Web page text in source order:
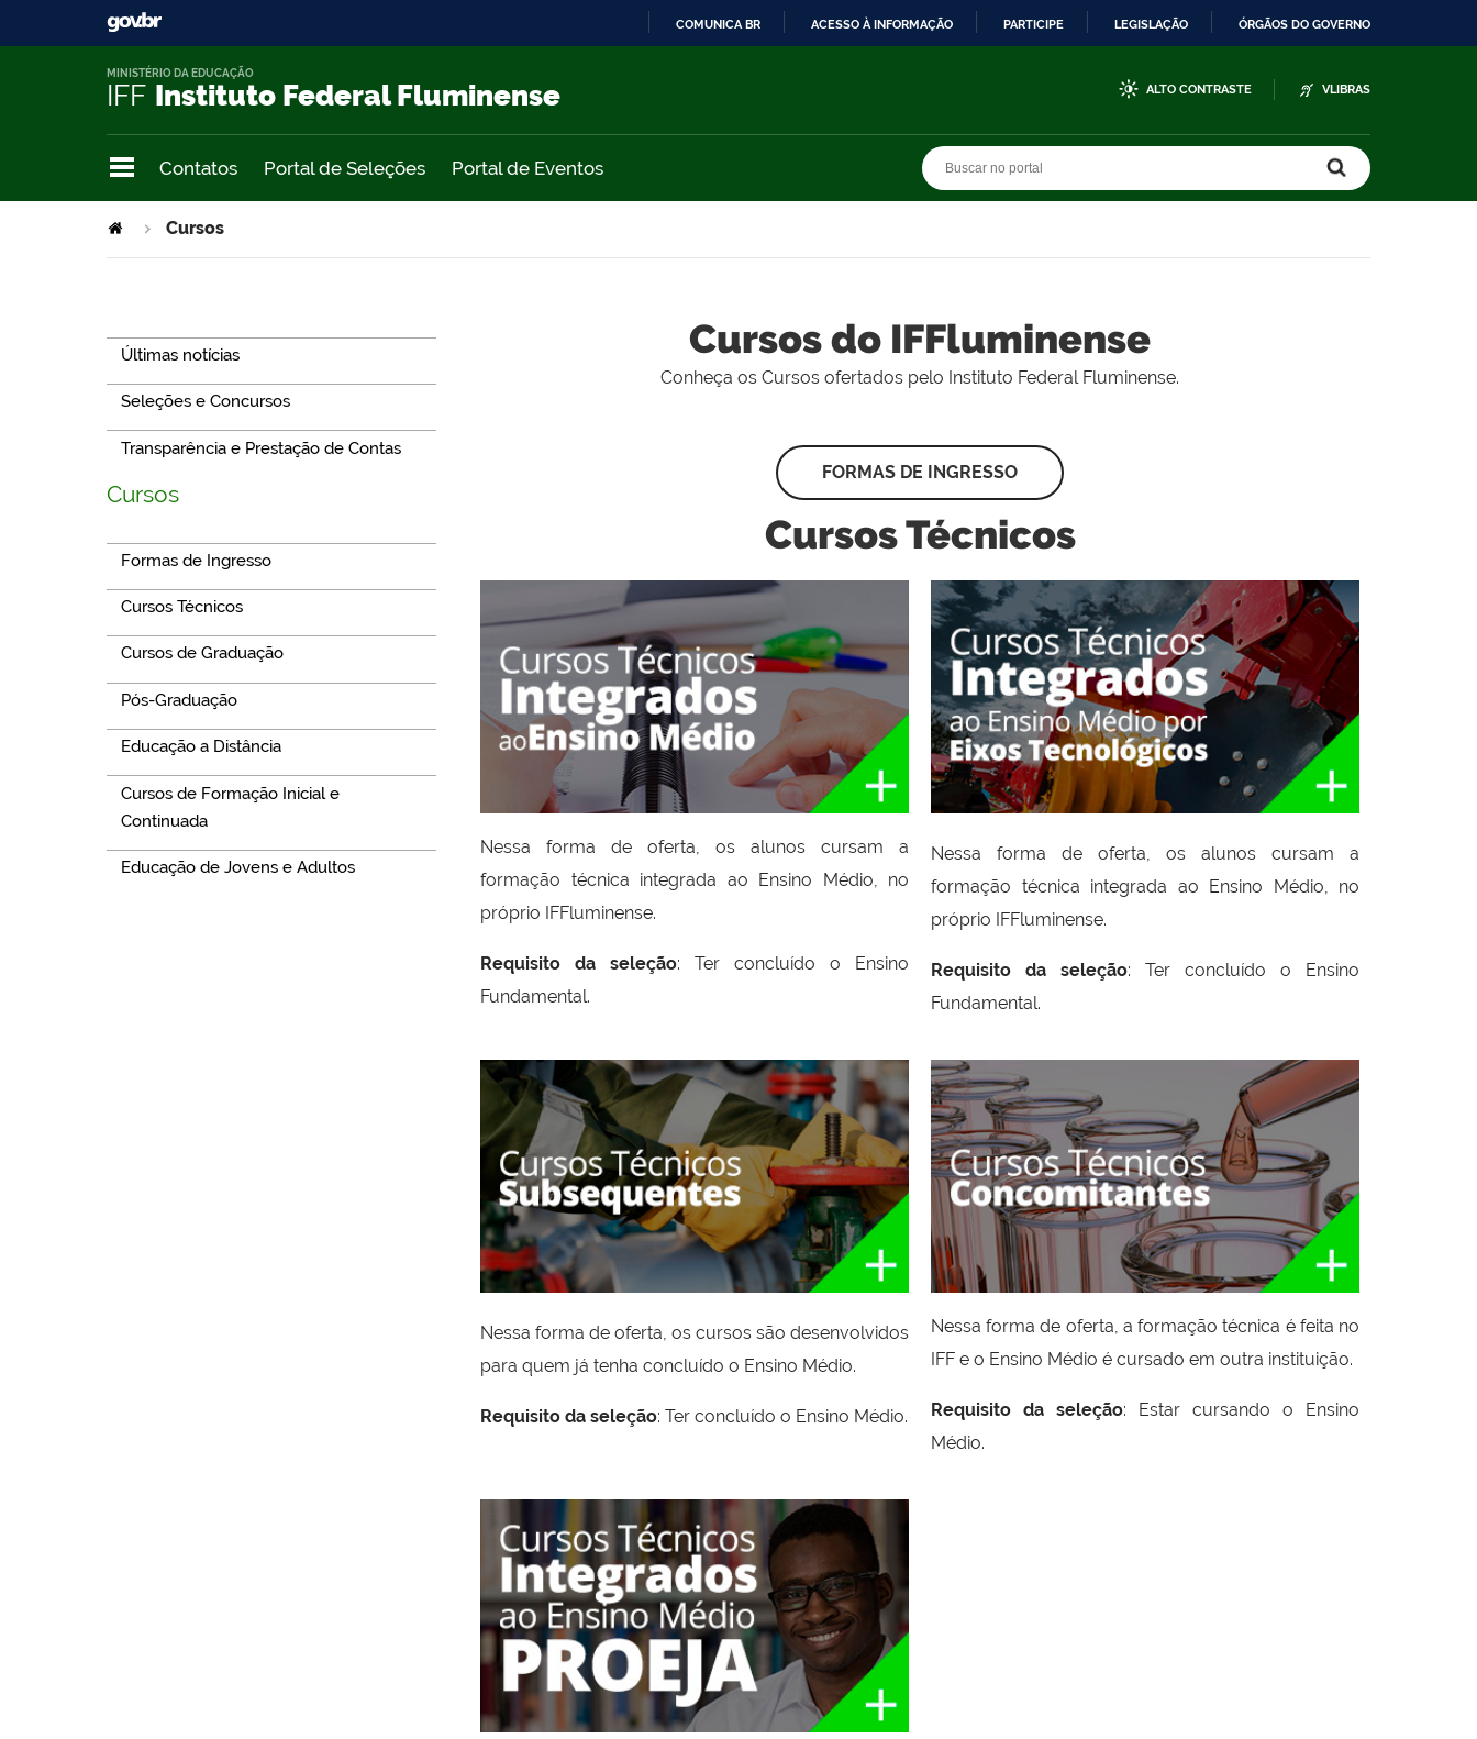
COMUNICA BR ACESSO À INFORMAÇÃO PARTICIPE LEGISLAÇÃO ÓRGÃOS DO GOVERNO
IFF Instituto Federal Fluminense
MINISTÉRIO DA EDUCAÇÃO
ALTO CONTRASTE VLIBRAS
Contatos Portal de Seleções Portal de Eventos
Cursos
Últimas notícias
Seleções e Concursos
Transparência e Prestação de Contas
Cursos
Formas de Ingresso
Cursos Técnicos
Cursos de Graduação
Pós-Graduação
Educação a Distância
Cursos de Formação Inicial e
Continuada
Educação de Jovens e Adultos
Cursos do IFFluminense
Conheça os Cursos ofertados pelo Instituto Federal Fluminense.
FORMAS DE INGRESSO
Cursos Técnicos
Nessa forma de oferta, os alunos cursam a
formação técnica integrada ao Ensino Médio, no
próprio IFFluminense.
Requisito da seleção: Ter concluído o Ensino
Fundamental.
Nessa forma de oferta, os alunos cursam a
formação técnica integrada ao Ensino Médio, no
próprio IFFluminense.
Requisito da seleção: Ter concluído o Ensino
Fundamental.
Nessa forma de oferta, os cursos são desenvolvidos
para quem já tenha concluído o Ensino Médio.
Requisito da seleção: Ter concluído o Ensino Médio.
Nessa forma de oferta, a formação técnica é feita no
IFF e o Ensino Médio é cursado em outra instituição.
Requisito da seleção: Estar cursando o Ensino
Médio.